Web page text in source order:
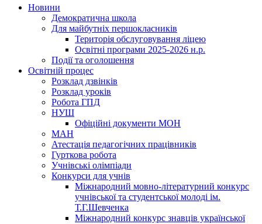
Новини
Демократична школа
Для майбутніх першокласників
Територія обслуговування ліцею
Освітні програми 2025-2026 н.р.
Події та оголошення
Освітній процес
Розклад дзвінків
Розклад уроків
Робота ГПД
НУШ
Офіційні документи МОН
МАН
Атестація педагогічних працівників
Гурткова робота
Учнівські олімпіади
Конкурси для учнів
Мiжнародний мовно-літературний конкурс
учнiвської та студентської молодi iм.
Т.Г.Шевченка
Міжнародний конкурс знавців української